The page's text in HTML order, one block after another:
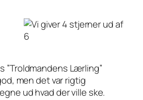
”Troldmandens Lærling”
men det var rigtig
ud hvad der ville ske.